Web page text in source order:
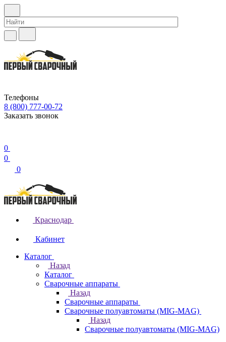
Телефоны
8 (800) 777-00-72
Заказать звонок
0
0
0
Краснодар
Кабинет
Каталог
Назад
Каталог
Сварочные аппараты
Назад
Сварочные аппараты
Сварочные полуавтоматы (MIG-MAG)
Назад
Сварочные полуавтоматы (MIG-MAG)